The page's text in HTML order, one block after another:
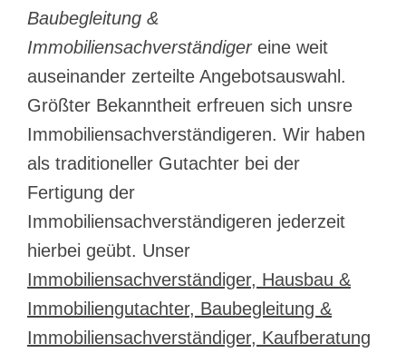
Baubegleitung &
Immobiliensachverständigereine weit
auseinander zerteilte Angebotsauswahl.
Größter Bekanntheit erfreuen sich unsre
Immobiliensachverständigeren. Wir haben
als traditioneller Gutachter bei der
Fertigung der
Immobiliensachverständigeren jederzeit
hierbei geübt. Unser
Immobiliensachverständiger, Hausbau &
Immobiliengutachter, Baubegleitung &
Immobiliensachverständiger, Kaufberatung